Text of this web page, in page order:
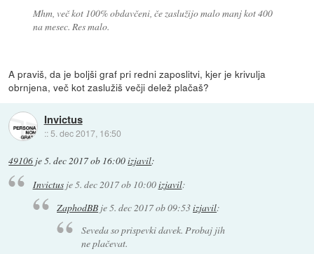
Mhm, več kot 100% obdavčeni, če zaslužijo malo manj kot 400
na mesec. Res malo.
A praviš, da je boljši graf pri redni zaposlitvi, kjer je krivulja
obrnjena, več kot zaslužiš večji delež plačaš?
Invictus
:: 5. dec 2017, 16:50
49106 je5. dec 2017 ob 16:00izjavil:
Invictusje5. dec 2017 ob 10:00izjavil:
ZaphodBB je5. dec 2017 ob 09:53izjavil:
Seveda so prispevki davek. Probaj jih
ne plačevat.